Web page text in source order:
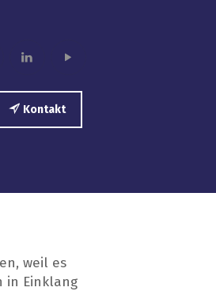
linkedinplay
Kontakt
weil es
in Einklang